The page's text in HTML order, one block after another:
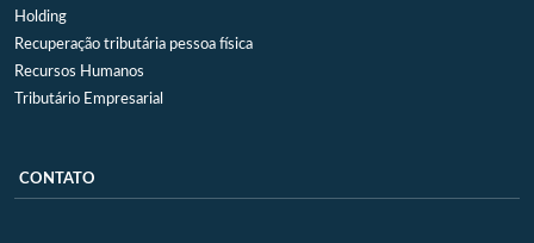
Holding
Recuperação tributária pessoa física
Recursos Humanos
Tributário Empresarial
CONTATO